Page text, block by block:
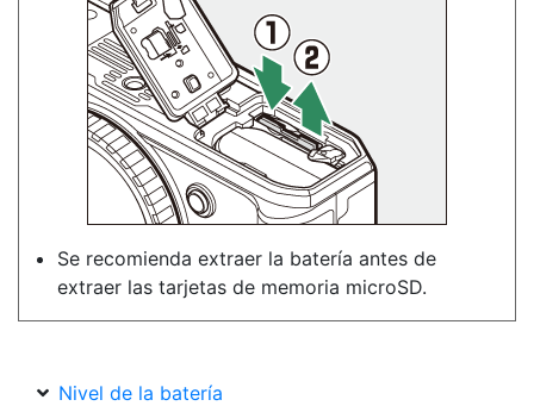
Se recomienda extraer la batería antes de
extraer las tarjetas de memoria microSD.
Nivel de la batería